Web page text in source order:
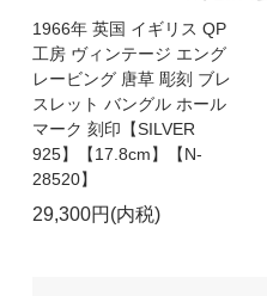
1966年 英国 イギリス QP
工房 ヴィンテージ エング
レービング 唐草 彫刻 ブレ
スレット バングル ホール
マーク 刻印【SILVER
925】【17.8cm】【N-
28520】
29,300円(内税)